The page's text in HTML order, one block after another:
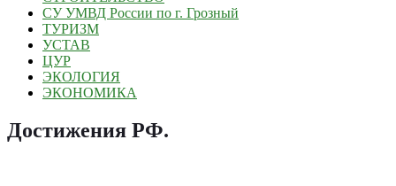
СУ УМВД России по г. Грозный
ТУРИЗМ
УСТАВ
ЦУР
ЭКОЛОГИЯ
ЭКОНОМИКА
Достижения РФ.